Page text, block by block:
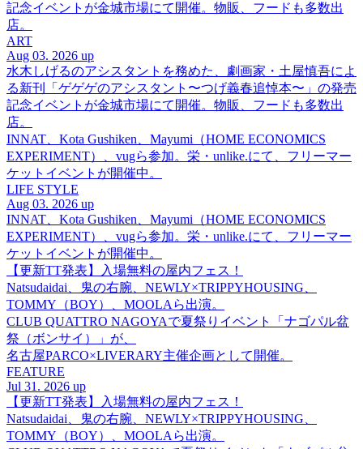
記念イベントが金城市場にて開催。物販、フードも多数出
店。
ART
Aug 03. 2026 up
水木しげるのアシスタントを務めた、劇画家・土屋慎吾によ
る新刊「ゲゲゲのアシスタント〜つげ義春追悼本〜」の発売
記念イベントが金城市場にて開催。物販、フードも多数出
店。
INNAT、Kota Gushiken、Mayumi（HOME ECONOMICS
EXPERIMENT）、vugら参加。栄・unlike.にて、フリーマー
ケットイベントが開催中。
LIFE STYLE
Aug 03. 2026 up
INNAT、Kota Gushiken、Mayumi（HOME ECONOMICS
EXPERIMENT）、vugら参加。栄・unlike.にて、フリーマー
ケットイベントが開催中。
【更新TT発表】入場無料の屋内フェス！
Natsudaidai、鬼の右腕、NEWLY×TRIPPYHOUSING、
TOMMY（BOY）、MOOLAら出演。
CLUB QUATTRO NAGOYAで夏祭りイベント「ナゴパル盆
祭（ボンサイ）」が、
名古屋PARCO×LIVERARY主催企画として開催。
FEATURE
Jul 31. 2026 up
【更新TT発表】入場無料の屋内フェス！
Natsudaidai、鬼の右腕、NEWLY×TRIPPYHOUSING、
TOMMY（BOY）、MOOLAら出演。